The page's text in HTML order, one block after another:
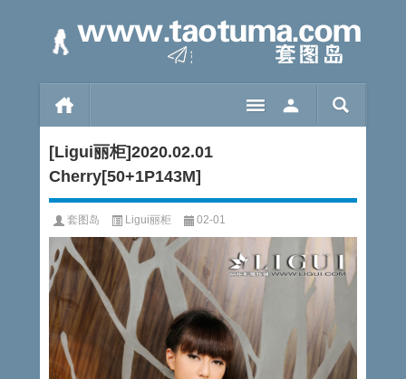
[Ligui丽柜]2020.02.01
Cherry[50+1P143M]
套图岛 Ligui丽柜 02-01